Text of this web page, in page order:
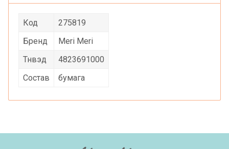
Код
275819
Бренд
Meri Meri
Тнвэд
4823691000
Состав
бумага